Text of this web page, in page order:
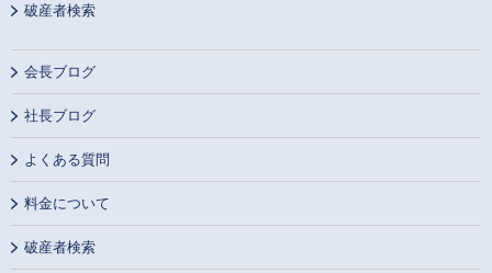
破産者検索
会長ブログ
社長ブログ
よくある質問
料金について
破産者検索